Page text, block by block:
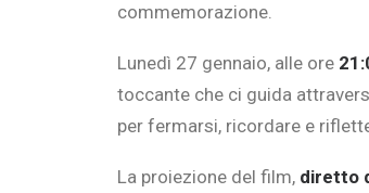
commemorazione.
Lunedì 27 gennaio, alle ore
toccante che ci guida
per fermarsi, ricordare e
La proiezione del film, diretto